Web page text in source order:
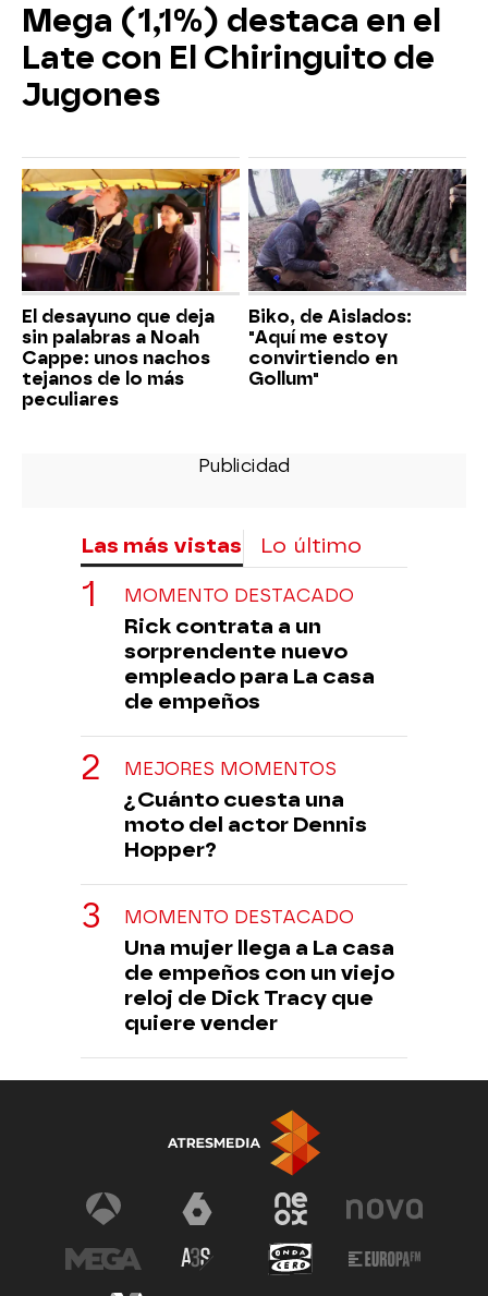
Mega (1,1%) destaca en el
Late con El Chiringuito de
Jugones
El desayuno que deja
sin palabras a Noah
Cappe: unos nachos
tejanos de lo más
peculiares
Biko, de Aislados:
"Aquí me estoy
convirtiendo en
Gollum"
Las más vistas Lo último
MOMENTO DESTACADO
Rick contrata a un
sorprendente nuevo
empleado para La casa
de empeños
MEJORES MOMENTOS
¿Cuánto cuesta una
moto del actor Dennis
Hopper?
MOMENTO DESTACADO
Una mujer llega a La casa
de empeños con un viejo
reloj de Dick Tracy que
quiere vender